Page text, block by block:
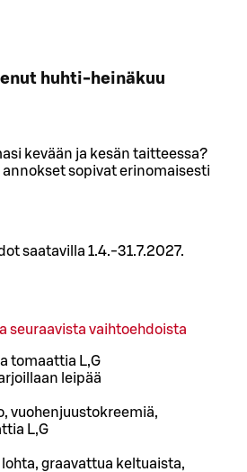
huhti-heinäkuu
kevään ja kesän taitteessa?
sopivat erinomaisesti
saatavilla 1.4.-31.7.2027.
seuraavista vaihtoehdoista
tomaattia L,G
leipää
vuohenjuustokreemiä,
L,G
graavattua keltuaista,